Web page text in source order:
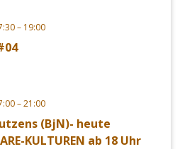
– 19:00
(BjN)- heute
KULTUREN ab 18 Uhr
–21:00